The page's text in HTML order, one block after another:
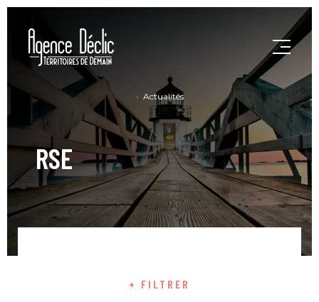
Actualités
RSE
+ FILTRER